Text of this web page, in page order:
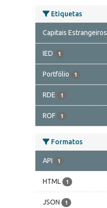
Etiquetas
Capitais Estrangeiros
IED 1
Portfólio 1
RDE 1
ROF 1
Formatos
API 1
HTML 1
JSON 1